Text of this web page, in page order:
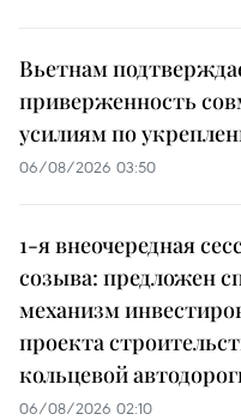
Вьетнам
приверженность
усилиям по
06/08/2026 03:50
1-я внеочередная
созыва: предложен
механизм
проекта
кольцевой
06/08/2026 02:10